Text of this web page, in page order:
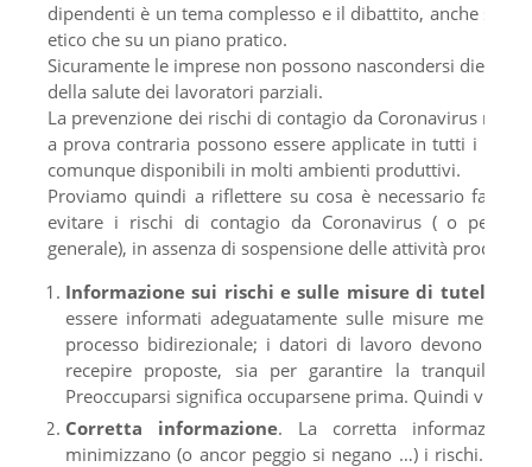
dipendenti è un tema complesso e il dibattito, anche sui
etico che su un piano pratico.
Sicuramente le imprese non possono nascondersi dietro
della salute dei lavoratori parziali.
La prevenzione dei rischi di contagio da Coronavirus
a prova contraria possono essere applicate in tutti i
comunque disponibili in molti ambienti produttivi.
Proviamo quindi a riflettere su cosa è necessario fare
evitare i rischi di contagio da Coronavirus ( o per
generale), in assenza di sospensione delle attività
Informazione sui rischi e sulle misure di tutela
essere informati adeguatamente sulle misure messe
processo bidirezionale; i datori di lavoro devono
recepire proposte, sia per garantire la tranquillità
Preoccuparsi significa occuparsene prima. Quindi vuol
Corretta informazione. La corretta
minimizzano (o ancor peggio si negano …) i rischi. Un